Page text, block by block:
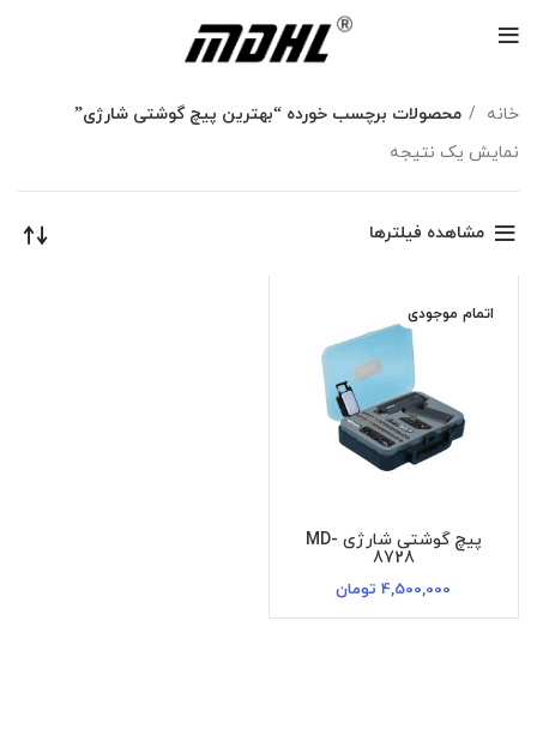
خانه
محصولات برچسب خورده “بهترین پیچ گوشتی شارژی”
نمایش یک نتیجه
مشاهده فیلترها
اتمام موجودی
پیچ گوشتی شارژی MD-
8728
4,500,000 تومان